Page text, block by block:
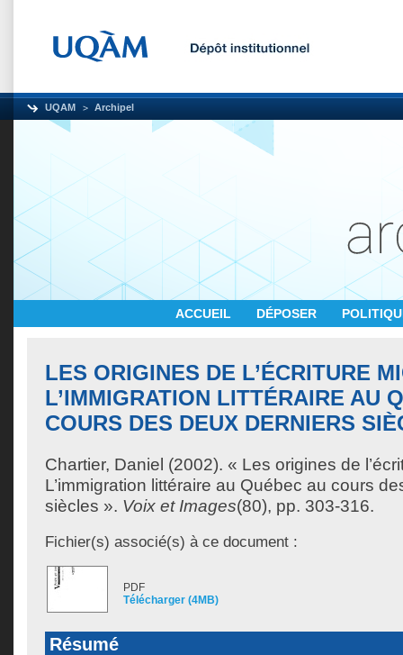
UQAM Archipel
ACCUEIL DÉPOSER
LES ORIGINES DE L’ÉCRITURE
L’IMMIGRATION LITTÉRAIRE AU
COURS DES DEUX DERNIERS
Chartier, Daniel (2002). « Les origines de
L’immigration littéraire au Québec au cours
siècles ». Voix et Images(80), pp. 303-316.
Fichier(s) associé(s) à ce document :
PDF
Télécharger (4MB)
Résumé